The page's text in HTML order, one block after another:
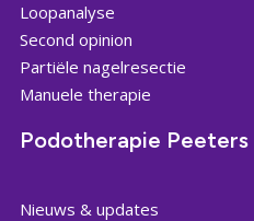
Loopanalyse
Second opinion
Partiële nagelresectie
Manuele therapie
Podotherapie Peeters
Nieuws & updates